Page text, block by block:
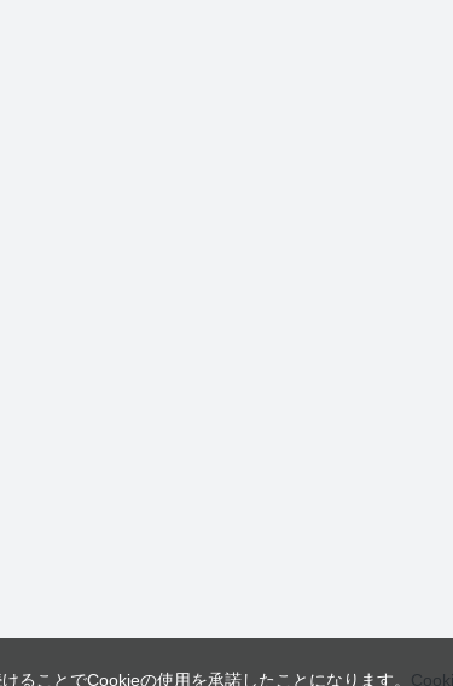
ることでCookieの使用を承諾したことになります。